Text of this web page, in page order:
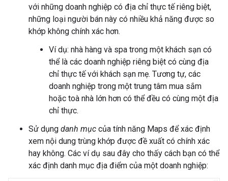
với những doanh nghiệp có địa chỉ thực tế riêng biệt,
những loại người bán này có nhiều khả năng được so
khớp không chính xác hơn.
Ví dụ: nhà hàng và spa trong một khách sạn có
thể là các doanh nghiệp riêng biệt có cùng địa
chỉ thực tế với khách sạn mẹ. Tương tự, các
doanh nghiệp trong một trung tâm mua sắm
hoặc toà nhà lớn hơn có thể đều có cùng một địa
chỉ thực.
Sử dụng danh mục của tính năng Maps để xác định
xem nội dung trùng khớp được đề xuất có chính xác
hay không. Các ví dụ sau đây cho thấy cách bạn có thể
xác định danh mục địa điểm của một doanh nghiệp: